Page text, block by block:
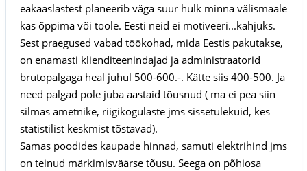
eakaaslastest planeerib väga suur hulk minna välismaale
kas õppima või tööle. Eesti neid ei motiveeri...kahjuks.
Sest praegused vabad töökohad, mida Eestis pakutakse,
on enamasti klienditeenindajad ja administraatorid
brutopalgaga heal juhul 500-600.-. Kätte siis 400-500. Ja
need palgad pole juba aastaid tõusnud ( ma ei pea siin
silmas ametnike, riigikogulaste jms sissetulekuid, kes
statistilist keskmist tõstavad).
Samas poodides kaupade hinnad, samuti elektrihind jms
on teinud märkimisväärse tõusu. Seega on põhiosa